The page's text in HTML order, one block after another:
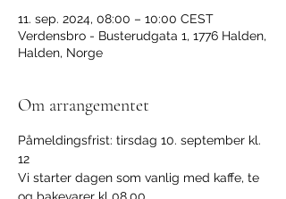
11. sep. 2024, 08:00 – 10:00 CEST
Verdensbro - Busterudgata 1, 1776 Halden,
Halden, Norge
Om arrangementet
Påmeldingsfrist: tirsdag 10. september kl.
12
Vi starter dagen som vanlig med kaffe, te